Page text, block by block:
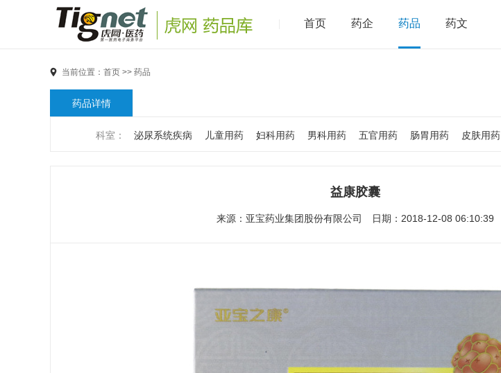
首页 药企 药品 药文
当前位置： 首页 >> 药品
药品详情
科室： 泌尿系统疾病 儿童用药 妇科用药 男科用药 五官用药 肠胃用药 皮肤用药
女性生殖及妊娠疾病
益康胶囊
来源： 亚宝药业集团股份有限公司 日期：2018-12-08 06:10:39